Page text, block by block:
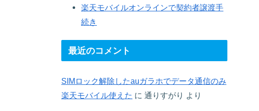
楽天モバイルオンラインで契約者譲渡手
続き
最近のコメント
SIMロック解除したauガラホでデータ通信のみ
楽天モバイル使えた に 通りすがり より